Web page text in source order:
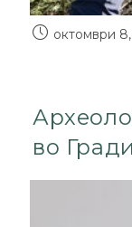
октомври
во